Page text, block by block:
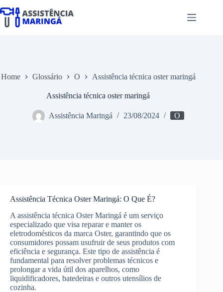
para
Home Glossário O Assistência técnica oster maringá
Assistência técnica oster maringá
Assistência Maringá 23/08/2024 O
Assistência Técnica Oster Maringá: O Que É?
A assistência técnica Oster Maringá é um serviço
especializado que visa reparar e manter os
eletrodomésticos da marca Oster, garantindo que os
consumidores possam usufruir de seus produtos com
eficiência e segurança. Este tipo de assistência é
fundamental para resolver problemas técnicos e
prolongar a vida útil dos aparelhos, como
liquidificadores, batedeiras e outros utensílios de
cozinha.